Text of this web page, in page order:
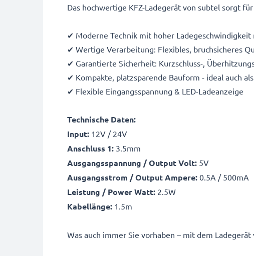
Das hochwertige KFZ-Ladegerät von subtel sorgt
✔ Moderne Technik mit hoher
✔ Wertige Verarbeitung: Flexibles, bruchsicheres
✔ Garantierte Sicherheit: Kurzschluss-,
✔ Kompakte, platzsparende Bauform - ideal auch
✔ Flexible Eingangsspannung & LED-Ladeanzeige
Technische Daten:
Input: 12V / 24V
Anschluss 1: 3.5mm
Ausgangsspannung / Output Volt: 5V
Ausgangsstrom / Output Ampere: 0.5A / 500mA
Leistung / Power Watt: 2.5W
Kabellänge: 1.5m
Was auch immer Sie vorhaben – mit dem